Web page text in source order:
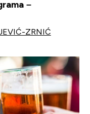
–
ZRNIĆ